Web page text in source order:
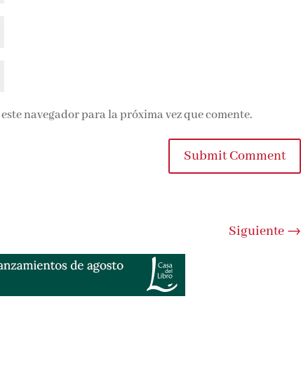
navegador para la próxima vez que comente.
Submit Comment
Siguiente→